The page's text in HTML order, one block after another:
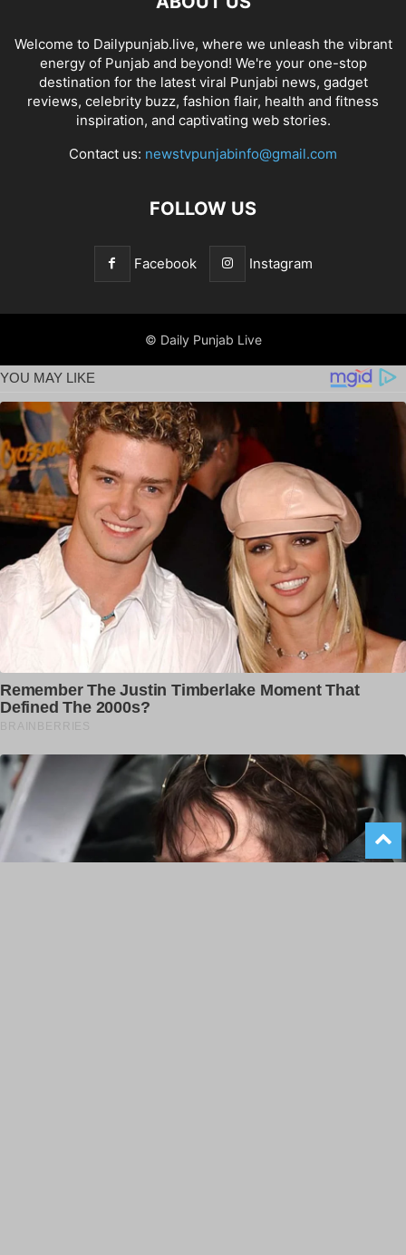
Welcome to Dailypunjab.live, where we unleash the vibrant
energy of Punjab and beyond! We're your one-stop
destination for the latest viral Punjabi news, gadget
reviews, celebrity buzz, fashion flair, health and fitness
inspiration, and captivating web stories.
Contact us: newstvpunjabinfo@gmail.com
FOLLOW US
Facebook Instagram
© Daily Punjab Live